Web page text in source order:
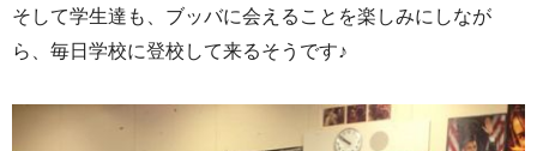
そして学生達も、ブッバに会えることを楽しみにしなが
ら、毎日学校に登校して来るそうです♪